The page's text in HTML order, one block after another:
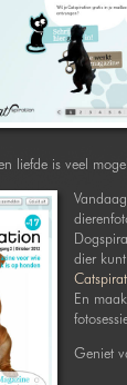
liefde is veel
dier
En
Geniet